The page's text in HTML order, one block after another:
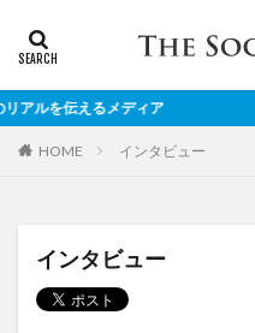
アルを伝えるメディア
HOME インタビュー
インタビュー